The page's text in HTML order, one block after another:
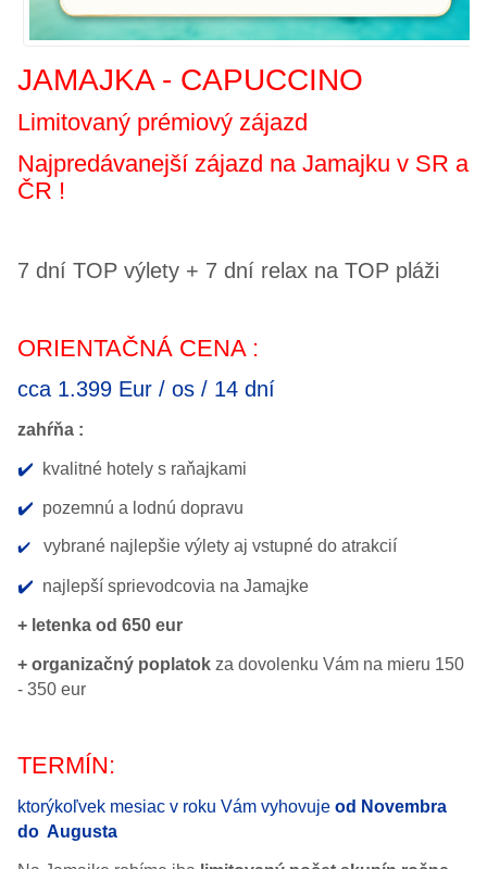
JAMAJKA - CAPUCCINO
Limitovaný prémiový zájazd
Najpredávanejší zájazd na Jamajku v SR a
ČR !
7 dní TOP výlety + 7 dní relax na TOP pláži
ORIENTAČNÁ CENA :
cca 1.399 Eur / os / 14 dní
zahŕňa :
✔️ kvalitné hotely s raňajkami
✔️ pozemnú a lodnú dopravu
✔️vybrané najlepšie výlety aj vstupné do atrakcií
✔️ najlepší sprievodcovia na Jamajke
+ letenka od 650 eur
+ organizačný poplatok za dovolenku Vám na mieru 150
- 350 eur
TERMÍN:
ktorýkoľvek mesiac v roku Vám vyhovujeod Novembra
do Augusta